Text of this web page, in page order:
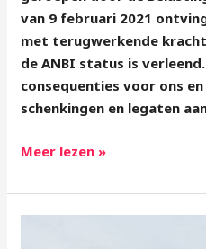
van 9 februari 2021
met terugwerkende
de ANBI status is
consequenties voor ons
schenkingen en legaten
Meer lezen »